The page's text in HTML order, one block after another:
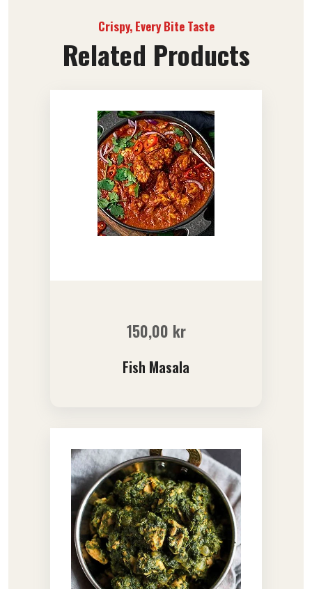
Crispy, Every Bite Taste
Related Products
150,00 kr
Fish Masala